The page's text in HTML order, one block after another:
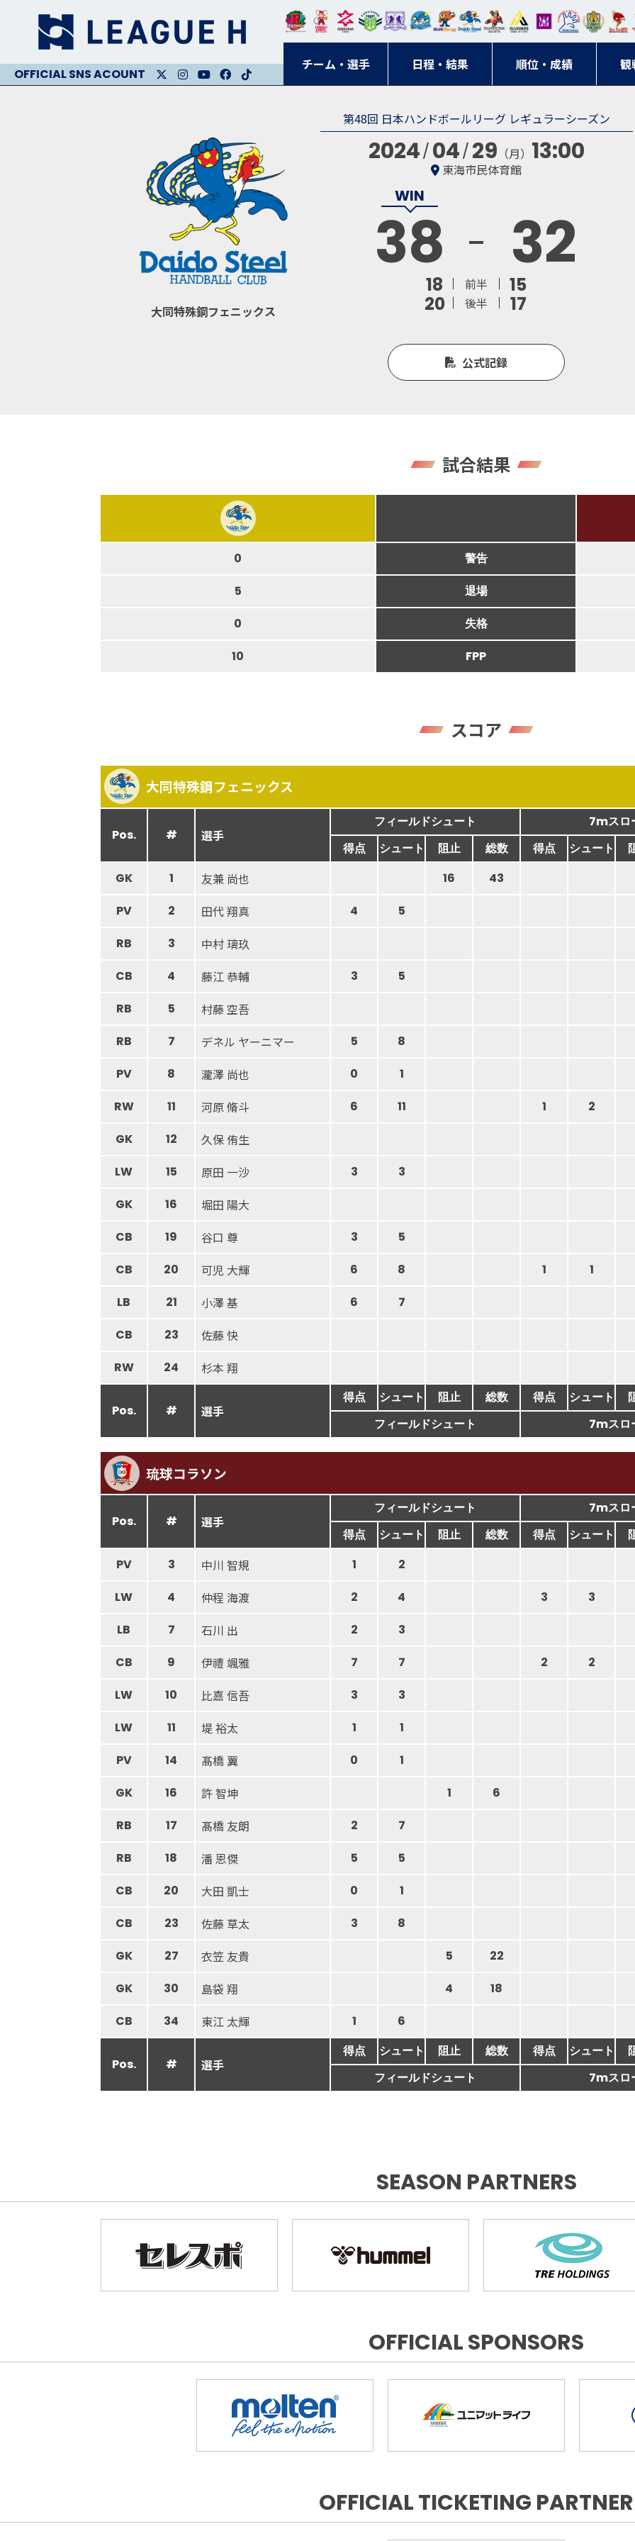
チーム・選手 日程・結果 順位・成績 観
東日
本レ
ガロ
オー
ソル
埼玉
クス
ター
東京
BM
川
ドリ
ーム
ス
寺ブ
ルー
サン
ーフ
ァル
コン
屋
ニッ キン
ス大
阪
エゾハン
ブ
ンウ
ルヴ
ス福
第48回 日本ハンドボールリーグ レギュラーシーズン
大同特殊鋼フェニックス
2024 04 29 （月） 13:00
東海市民体育館
38 32
18 前半
15
20
後半 17
公式記録
試合結果
0 警告
5
退場
0
失格
10
FPP
スコア
大同特殊鋼フェニックス
Pos. # 選手
フィールドシュート
7mスロ
得点
シュート 阻止 総数 得点 シュート
GK
1 友兼 尚也 16 43
PV
2 田代 翔真 4 5
RB
3 中村 璃玖
CB 4 藤江 恭輔 3
5
RB
5 村藤 空吾
RB 7 デネル ヤーニマー 5 8
PV
8 瀧澤 尚也 0
1
RW
11 河原 脩斗 6 11 1
2
GK
12 久保 侑生
LW
15 原田 一沙 3
3
GK
16 堀田 陽大
CB
19 谷口 尊 3 5
CB
20 可児 大輝 6 8 1 1
LB
21 小澤 基 6
7
CB
23 佐藤 快
RW 24 杉本 翔
Pos. # 選手
得点 シュート 阻止 総数 得点 シュート
フィールドシュート
7mスロ
琉球コラソン
Pos. # 選手
フィールドシュート
7mスロ
得点
シュート 阻止 総数 得点 シュート
PV
3 中川 智規 1
2
LW
4 仲程 海渡 2 4 3
3
LB
7 石川 出 2
3
CB
9 伊禮 颯雅 7 7 2 2
LW
10 比嘉 信吾 3
3
LW
11 堤 裕太 1
1
PV
14 髙橋 翼 0
1
GK
16 許 智坤 1 6
RB
17 髙橋 友朗 2
7
RB
18 潘 恩傑 5
5
CB
20 大田 凱士 0
1
CB
23 佐藤 草太 3
8
GK
27 衣笠 友貴 5 22
GK
30 島袋 翔 4
18
CB
34 東江 太輝 1 6
Pos. # 選手
得点 シュート 阻止 総数 得点 シュート
フィールドシュート
7mスロ
SEASON PARTNERS
OFFICIAL SPONSORS
OFFICIAL TICKETING PARTNER